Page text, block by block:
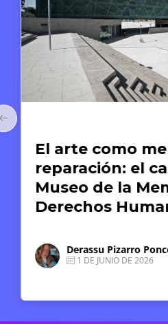
El arte como
reparación: el
Museo de la
Derechos
Derassu Pizarro
1 DE JUNIO DE 2026